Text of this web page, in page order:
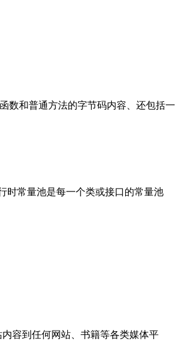
数和普通方法的字节码内容、还包括一
时常量池是每一个类或接口的常量池
容到任何网站、书籍等各类媒体平